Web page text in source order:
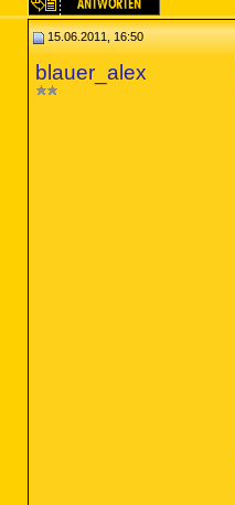
15.06.2011, 16:50
blauer_alex